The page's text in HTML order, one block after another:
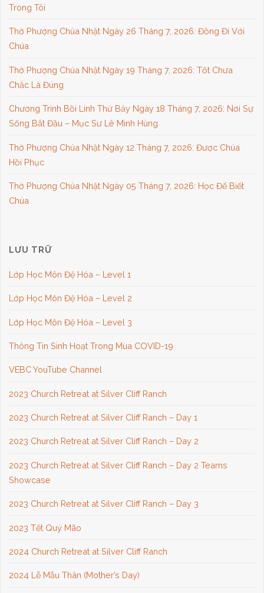
Trong Tôi
Thờ Phượng Chúa Nhật Ngày 26 Tháng 7, 2026: Đồng Đi Với
Chúa
Thờ Phượng Chúa Nhật Ngày 19 Tháng 7, 2026: Tốt Chưa
Chắc Là Đúng
Chương Trình Bồi Linh Thứ Bảy Ngày 18 Tháng 7, 2026: Nơi Sự
Sống Bắt Đầu – Mục Sư Lê Minh Hùng
Thờ Phượng Chúa Nhật Ngày 12 Tháng 7, 2026: Được Chúa
Hồi Phục
Thờ Phượng Chúa Nhật Ngày 05 Tháng 7, 2026: Học Để Biết
Chúa
LƯU TRỮ
Lớp Học Môn Đệ Hóa – Level 1
Lớp Học Môn Đệ Hóa – Level 2
Lớp Học Môn Đệ Hóa – Level 3
Thông Tin Sinh Hoạt Trong Mùa COVID-19
VEBC YouTube Channel
2023 Church Retreat at Silver Cliff Ranch
2023 Church Retreat at Silver Cliff Ranch – Day 1
2023 Church Retreat at Silver Cliff Ranch – Day 2
2023 Church Retreat at Silver Cliff Ranch – Day 2 Teams
Showcase
2023 Church Retreat at Silver Cliff Ranch – Day 3
2023 Tết Quý Mão
2024 Church Retreat at Silver Cliff Ranch
2024 Lễ Mẫu Thân (Mother’s Day)